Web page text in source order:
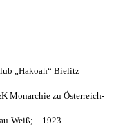
„Hakoah“ Bielitz
Monarchie zu Österreich-
Weiß; – 1923 =